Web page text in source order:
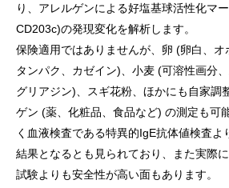
り、アレルゲンによる好塩基球活性化マー
CD203c)の発現変化を解析します。
保険適用ではありませんが、卵 (卵白、
タンパク、カゼイン)、小麦 (可溶性画分
グリアジン)、スギ花粉、ほかにも自家調
ゲン (薬、化粧品、食品など) の測定も可
く血液検査である特異的IgE抗体値検査よ
結果となるとも見られており、また実際
試験よりも安全性が高い面もあります。